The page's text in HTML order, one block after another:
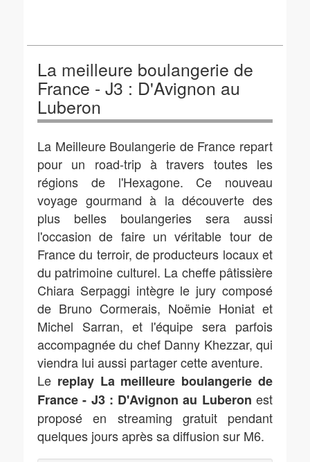
La meilleure boulangerie de
France - J3 : D'Avignon au
Luberon
La Meilleure Boulangerie de France repart
pour un road-trip à travers toutes les
régions de l'Hexagone. Ce nouveau
voyage gourmand à la découverte des
plus belles boulangeries sera aussi
l'occasion de faire un véritable tour de
France du terroir, de producteurs locaux et
du patrimoine culturel. La cheffe pâtissière
Chiara Serpaggi intègre le jury composé
de Bruno Cormerais, Noëmie Honiat et
Michel Sarran, et l'équipe sera parfois
accompagnée du chef Danny Khezzar, qui
viendra lui aussi partager cette aventure.
Le replay La meilleure boulangerie de
France - J3 : D'Avignon au Luberon est
proposé en streaming gratuit pendant
quelques jours après sa diffusion sur M6.